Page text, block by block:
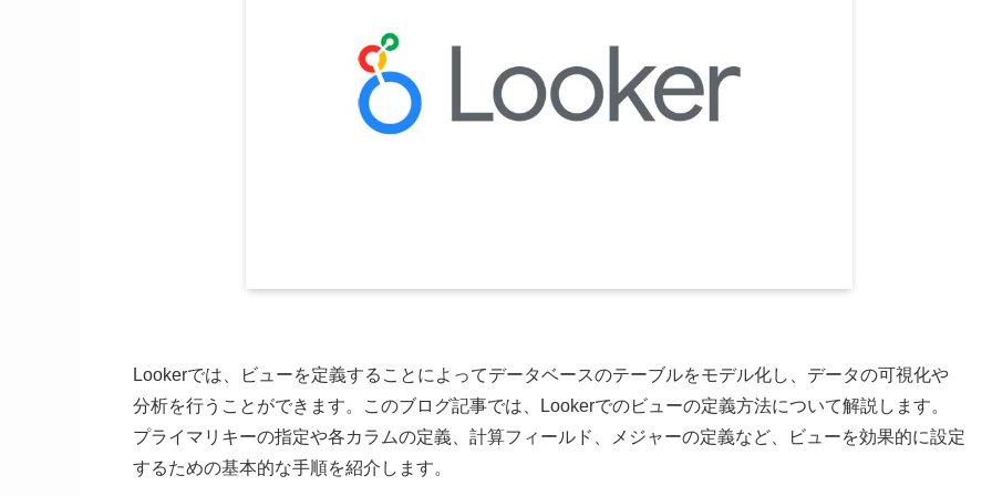
Lookerでは、ビューを定義することによってデータベースのテーブルをモデル化し、データの可視化や
分析を行うことができます。このブログ記事では、Lookerでのビューの定義方法について解説します。
プライマリキーの指定や各カラムの定義、計算フィールド、メジャーの定義など、ビューを効果的に設定
するための基本的な手順を紹介します。